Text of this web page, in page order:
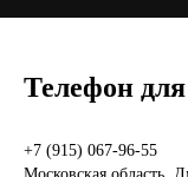
Телефон
+7 (915) 067-96-55